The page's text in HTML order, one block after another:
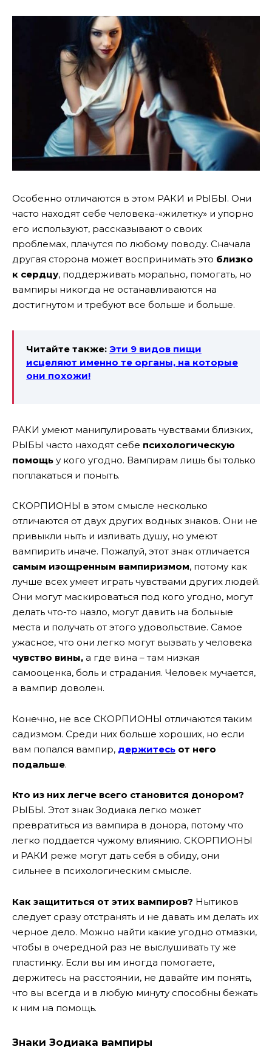
Особенно отличаются в этом РАКИ и РЫБЫ. Они
часто находят себе человека-«жилетку» и упорно
его используют, рассказывают о своих
проблемах, плачутся по любому поводу. Сначала
другая сторона может воспринимать это близко
к сердцу, поддерживать морально, помогать, но
вампиры никогда не останавливаются на
достигнутом и требуют все больше и больше.
Читайте также: Эти 9 видов пищи
исцеляют именно те органы, на которые
они похожи!
РАКИ умеют манипулировать чувствами близких,
РЫБЫ часто находят себе психологическую
помощь у кого угодно. Вампирам лишь бы только
поплакаться и поныть.
СКОРПИОНЫ в этом смысле несколько
отличаются от двух других водных знаков. Они не
привыкли ныть и изливать душу, но умеют
вампирить иначе. Пожалуй, этот знак отличается
самым изощренным вампиризмом, потому как
лучше всех умеет играть чувствами других людей.
Они могут маскироваться под кого угодно, могут
делать что-то назло, могут давить на больные
места и получать от этого удовольствие. Самое
ужасное, что они легко могут вызвать у человека
чувство вины, а где вина – там низкая
самооценка, боль и страдания. Человек мучается,
а вампир доволен.
Конечно, не все СКОРПИОНЫ отличаются таким
садизмом. Среди них больше хороших, но если
вам попался вампир, держитесь от него
подальше.
Кто из них легче всего становится донором?
РЫБЫ. Этот знак Зодиака легко может
превратиться из вампира в донора, потому что
легко поддается чужому влиянию. СКОРПИОНЫ
и РАКИ реже могут дать себя в обиду, они
сильнее в психологическим смысле.
Как защититься от этих вампиров? Нытиков
следует сразу отстранять и не давать им делать их
черное дело. Можно найти какие угодно отмазки,
чтобы в очередной раз не выслушивать ту же
пластинку. Если вы им иногда помогаете,
держитесь на расстоянии, не давайте им понять,
что вы всегда и в любую минуту способны бежать
к ним на помощь.
Знаки Зодиака вампиры